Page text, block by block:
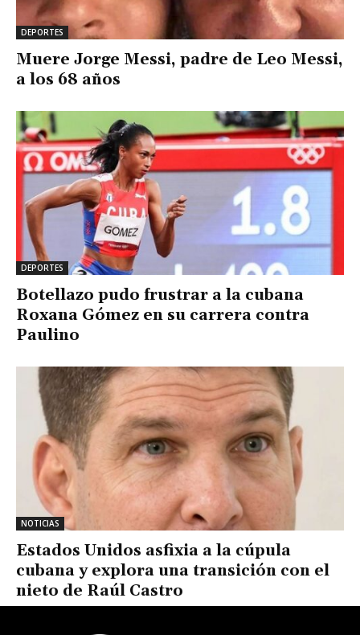
DEPORTES
Muere Jorge Messi, padre de Leo Messi,
a los 68 años
DEPORTES
Botellazo pudo frustrar a la cubana
Roxana Gómez en su carrera contra
Paulino
NOTICIAS
Estados Unidos asfixia a la cúpula
cubana y explora una transición con el
nieto de Raúl Castro